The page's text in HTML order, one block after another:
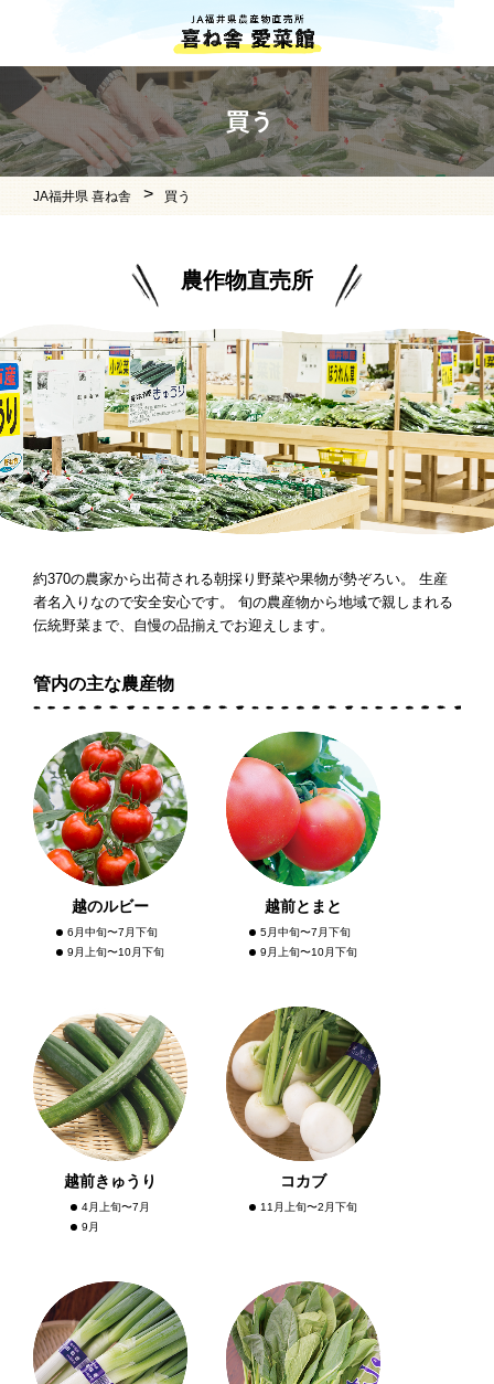
JA福井県 喜ね舎 買う
農作物直売所
約370の農家から出荷される朝採り野菜や果物が勢ぞろい。 生産
者名入りなので安全安心です。 旬の農産物から地域で親しまれる
伝統野菜まで、自慢の品揃えでお迎えします。
管内の主な農産物
越のルビー
6月中旬〜7月下旬
9月上旬〜10月下旬
越前とまと
5月中旬〜7月下旬
9月上旬〜10月下旬
越前きゅうり
4月上旬〜7月
9月
コカブ
11月上旬〜2月下旬